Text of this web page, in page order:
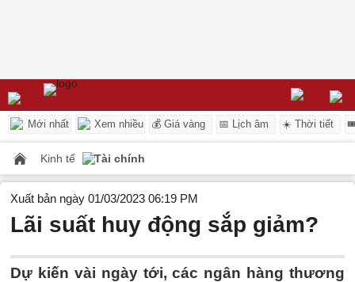
Mới nhất Xem nhiều 💰 Giá vàng 📅 Lịch âm ☀️ Thời tiết
Kinh tế Tài chính
Xuất bản ngày 01/03/2023 06:19 PM
Lãi suất huy động sắp giảm?
Dự kiến vài ngày tới, các ngân hàng thương